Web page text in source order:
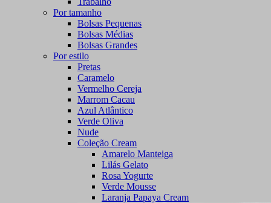
Por tamanho
Bolsas Pequenas
Bolsas Médias
Bolsas Grandes
Por estilo
Pretas
Caramelo
Vermelho Cereja
Marrom Cacau
Azul Atlântico
Verde Oliva
Nude
Coleção Cream
Amarelo Manteiga
Lilás Gelato
Rosa Yogurte
Verde Mousse
Laranja Papaya Cream